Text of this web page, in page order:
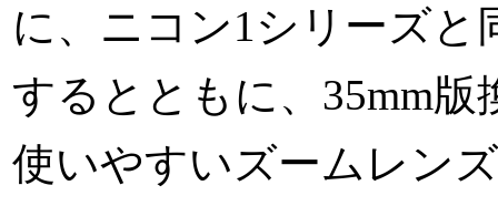
に、ニコン1シリーズと
するとともに、35mm版
使いやすいズームレン